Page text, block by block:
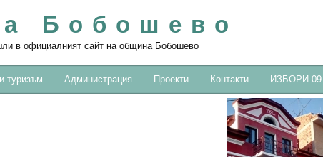
в официалният сайт на община Бобошево
Бобошево
туризъм Администрация Проекти Контакти ИЗБОРИ 09